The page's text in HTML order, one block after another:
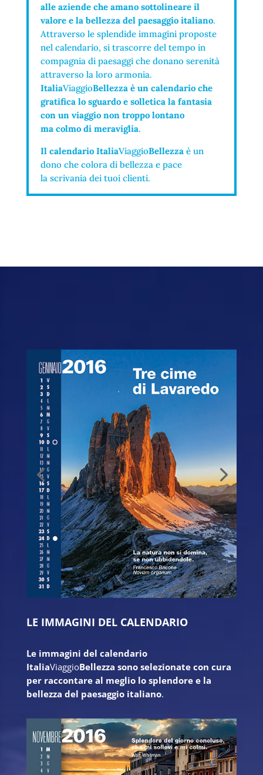
alle aziende che amano sottolineare il
valore e la bellezza del paesaggio italiano.
Attraverso le splendide immagini proposte
nel calendario, si trascorre del tempo in
compagnia di paesaggi che donano serenità
attraverso la loro armonia.
ItaliaViaggioBellezza è un calendario che
gratifica lo sguardo e solletica la fantasia
con un viaggio non troppo lontano
ma colmo di meraviglia.
Il calendario ItaliaViaggioBellezzaè un
dono che colora di bellezza e pace
la scrivania dei tuoi clienti.
LE IMMAGINI DEL CALENDARIO
Le immagini del calendario
ItaliaViaggioBellezza sono selezionate con cura
per raccontare al meglio lo splendore e la
bellezza del paesaggio italiano.